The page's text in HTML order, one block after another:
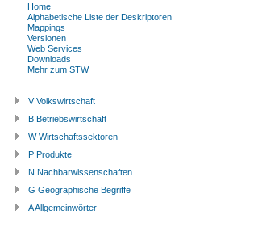
Home
Alphabetische Liste der Deskriptoren
Mappings
Versionen
Web Services
Downloads
Mehr zum STW
V Volkswirtschaft
B Betriebswirtschaft
W Wirtschaftssektoren
P Produkte
N Nachbarwissenschaften
G Geographische Begriffe
A Allgemeinwörter